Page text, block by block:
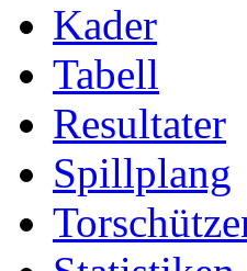
Kader
Tabell
Resultater
Spillplang